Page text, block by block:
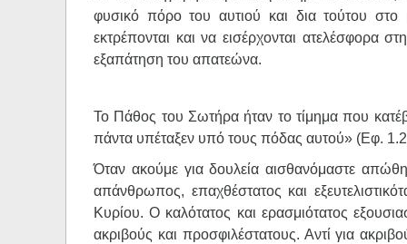
φυσικό πόρο του αυτιού και δια τούτου
εκτρέπονται και να εισέρχονται ατελέσφορα
εξαπάτηση του απατεώνα.
Το Πάθος του Σωτήρα ήταν το τίμημα που
πάντα υπέταξεν υπό τους πόδας αυτού» (Εφ.
Όταν ακούμε για δουλεία αισθανόμαστε
απάνθρωπος, επαχθέστατος και
Κυρίου. Ο καλότατος και ερασμιότατος
ακριβούς και προσφιλέστατους. Αντί για